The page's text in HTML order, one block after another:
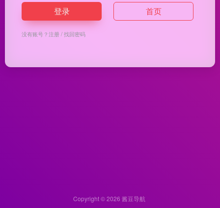
登录 首页
没有账号？注册/找回密码
Copyright © 2026 酱豆导航